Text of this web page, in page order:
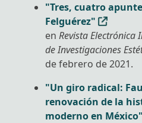
"Tres, cuatro
Felguérez"
en Revista Electrónica
de Investigaciones
de febrero de 2021.
"Un giro radical:
renovación de la
moderno en México"